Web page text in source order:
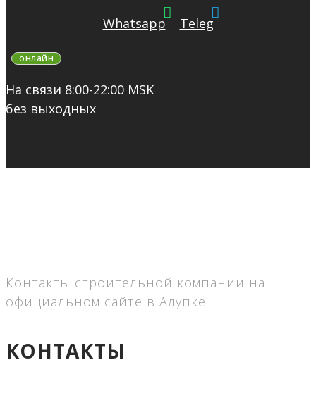
Whatsapp Teleg
онлайн
На связи 8:00-22:00 MSK
без выходных
Контакты строительной компании на
официальном сайте в Алупке
КОНТАКТЫ